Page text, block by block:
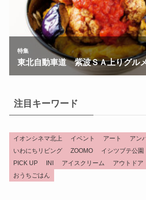
注目キーワード
イオンシネマ北上 イベント アート
アン
いわにちリビング
ZOOMO イシツブテ公園
PICK UP
INI アイスクリーム アウトドア
おうちごはん